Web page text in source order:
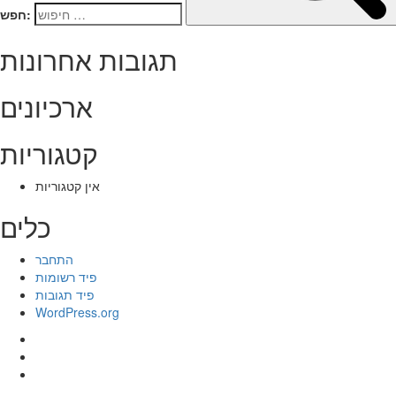
חפש:
תגובות אחרונות
ארכיונים
קטגוריות
אין קטגוריות
כלים
התחבר
פיד רשומות
פיד תגובות
WordPress.org